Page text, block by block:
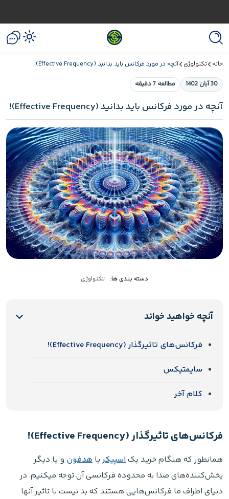
خانه تکنولوژی آنچه در مورد فرکانس باید بدانید (Effective Frequency)!
30 آبان 1402 مطالعه 7 دقیقه
آنچه در مورد فرکانس باید بدانید (Effective Frequency)!
دسته بندی ها: تکنولوژی
آنچه خواهید خواند
فرکانس‌های تاثیرگذار (Effective Frequency)!
سایمتیکس
کلام آخر
فرکانس‌های تاثیرگذار (Effective Frequency)!
همانطور که هنگام خرید یکاسپیکریا هدفون و یا دیگر
پخش‌کننده‌های صدا به محدوده فرکانسی آن توجه میکنیم، در
دنیای اطراف ما فرکانس‌هایی هستند که بد نیست با تاثیر آنها